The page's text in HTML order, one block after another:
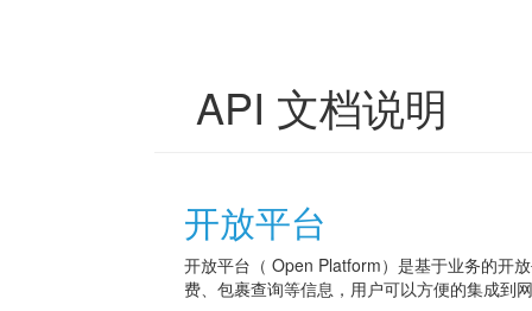
API 文档说明
开放平台
开放平台（ Open Platform）是基于业务的开
费、包裹查询等信息，用户可以方便的集成到